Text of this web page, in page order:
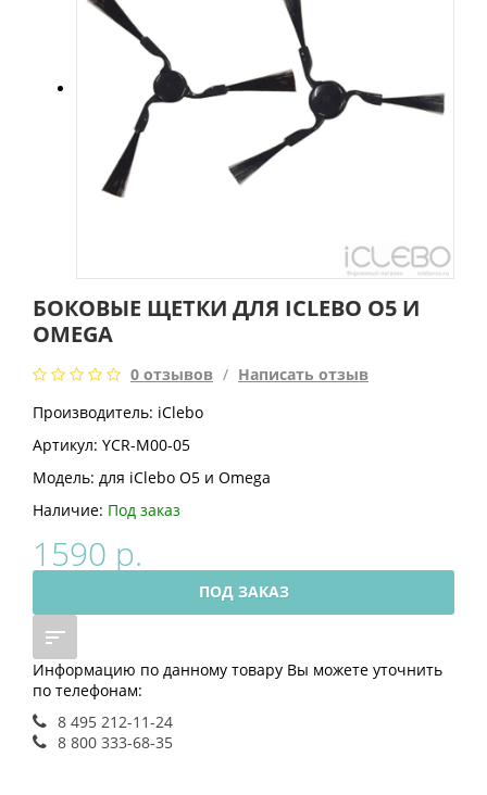
БОКОВЫЕ ЩЕТКИ ДЛЯ ICLEBO O5 И
OMEGA
0 отзывов / Написать отзыв
Производитель: iClebo
Артикул: YCR-M00-05
Модель: для iClebo O5 и Omega
Наличие: Под заказ
1590 р.
ПОД ЗАКАЗ
Информацию по данному товару Вы можете уточнить
по телефонам:
8 495 212-11-24
8 800 333-68-35